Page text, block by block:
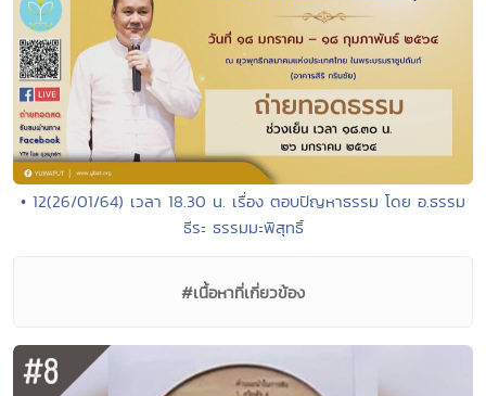
• 12(26/01/64) เวลา 18.30 น. เรื่อง ตอบปัญหาธรรม โดย อ.ธรรม
ธีระ ธรรมมะพิสุทธิ์
#เนื้อหาที่เกี่ยวข้อง